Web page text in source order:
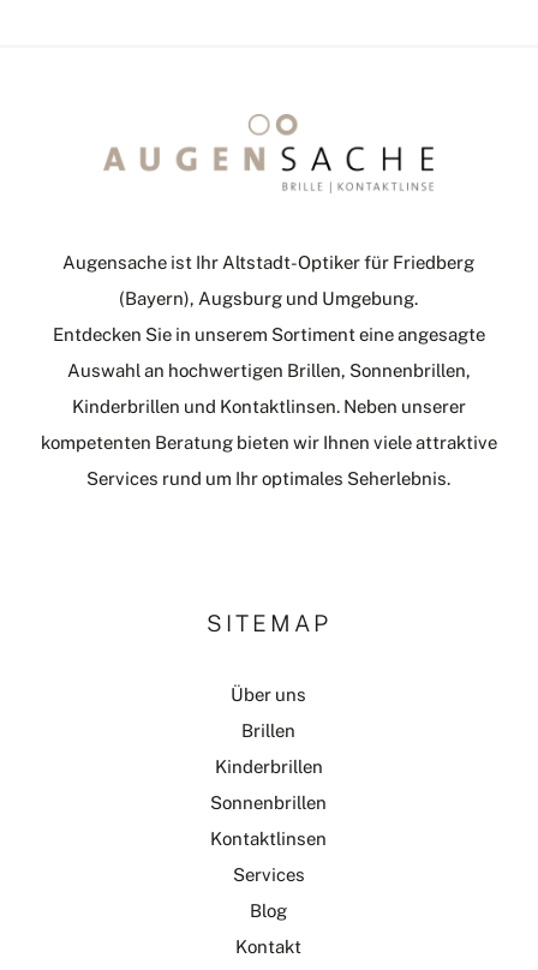
Augensache ist Ihr Altstadt-Optiker für Friedberg
(Bayern), Augsburg und Umgebung.
Entdecken Sie in unserem Sortiment eine angesagte
Auswahl an hochwertigen Brillen, Sonnenbrillen,
Kinderbrillen und Kontaktlinsen. Neben unserer
kompetenten Beratung bieten wir Ihnen viele attraktive
Services rund um Ihr optimales Seherlebnis.
SITEMAP
Über uns
Brillen
Kinderbrillen
Sonnenbrillen
Kontaktlinsen
Services
Blog
Kontakt